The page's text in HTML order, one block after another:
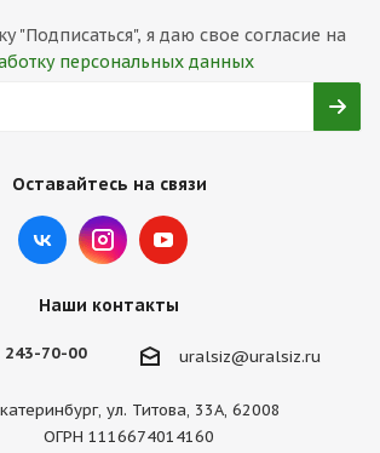
"Подписаться", я даю свое согласие на
персональных данных
Оставайтесь на связи
Наши контакты
243-70-00 uralsiz@uralsiz.ru
ул. Титова, 33А, 62008
ОГРН 1116674014160